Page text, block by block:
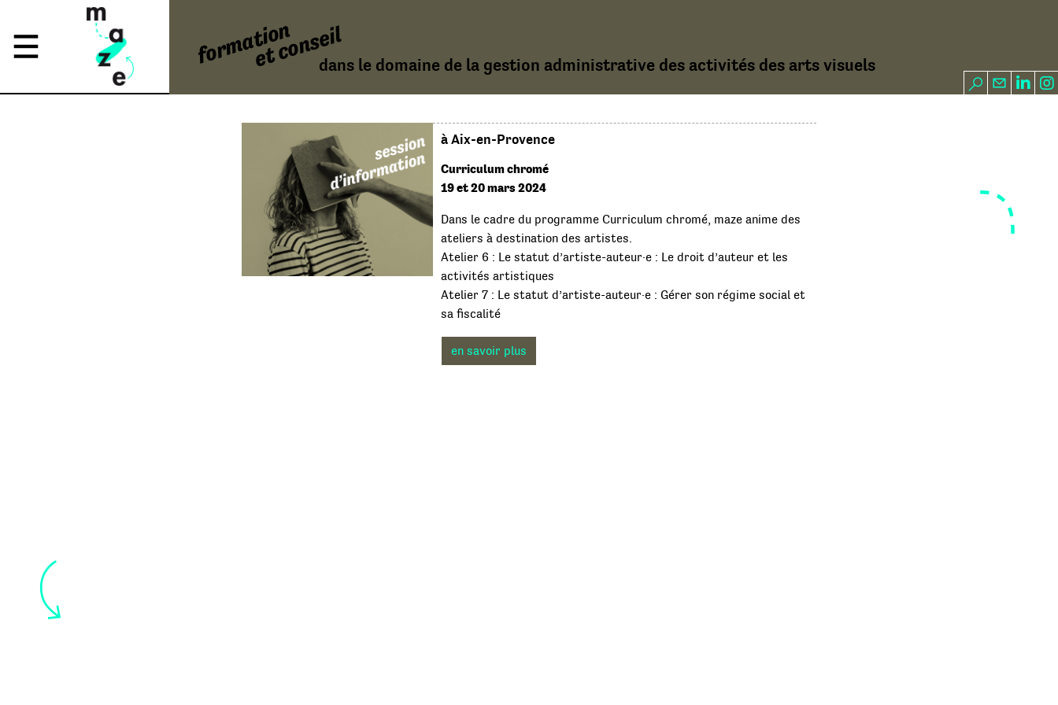
formationet conseildans le domaine de la gestion administrative des activités des arts visuels
à Aix-en-Provence
Curriculum chromé
19 et 20 mars 2024
Dans le cadre du programme Curriculum chromé, maze anime des
ateliers à destination des artistes.
Atelier 6 : Le statut d’artiste-auteur·e : Le droit d’auteur et les
activités artistiques
Atelier 7 : Le statut d’artiste-auteur·e : Gérer son régime social et
sa fiscalité
en savoir plus